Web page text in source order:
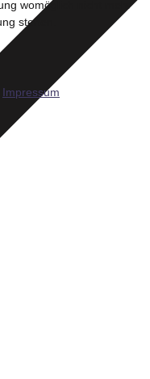
womöglich nicht mehr
stehen.
Impressum